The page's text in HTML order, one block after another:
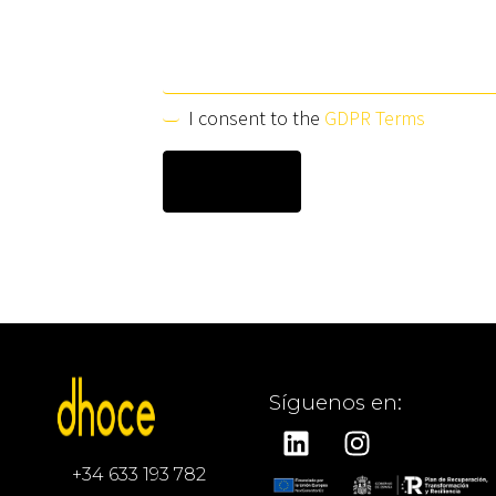
I consent to the GDPR Terms
+34 633 193 782
Síguenos en: